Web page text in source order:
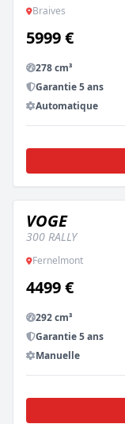
Braives
5999 €
278 cm³
Garantie 5 ans
Automatique
NEUF
VOGE
300 RALLY
Fernelmont
4499 €
292 cm³
Garantie 5 ans
Manuelle